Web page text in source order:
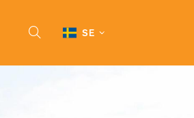
SE